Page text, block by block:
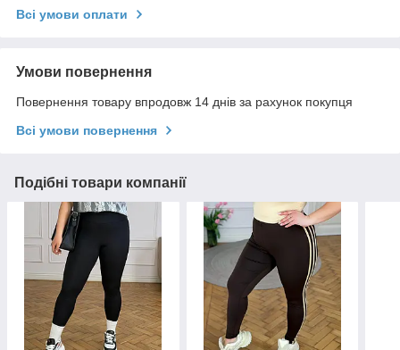
Всі умови оплати
Умови повернення
Повернення товару впродовж 14 днів за рахунок покупця
Всі умови повернення
Подібні товари компанії